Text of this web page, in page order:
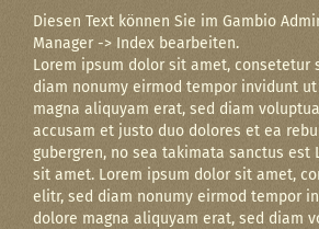
Diesen Text können Sie im Gambio
Manager -> Index bearbeiten.
Lorem ipsum dolor sit amet, consetetur
diam nonumy eirmod tempor invidunt
magna aliquyam erat, sed diam
accusam et justo duo dolores et ea
gubergren, no sea takimata sanctus est
sit amet. Lorem ipsum dolor sit amet,
elitr, sed diam nonumy eirmod tempor
dolore magna aliquyam erat, sed diam